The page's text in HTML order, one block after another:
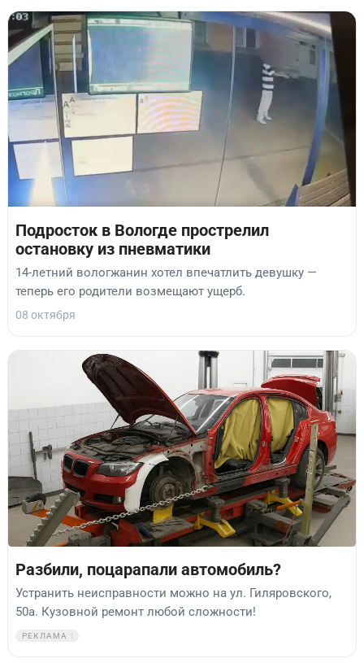
Подросток в Вологде прострелил
остановку из пневматики
14-летний вологжанин хотел впечатлить девушку —
теперь его родители возмещают ущерб.
08 октября
Разбили, поцарапали автомобиль?
Устранить неисправности можно на ул. Гиляровского,
50а. Кузовной ремонт любой сложности!
РЕКЛАМА